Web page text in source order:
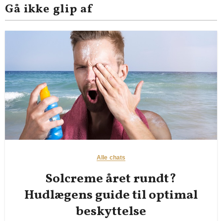
Gå ikke glip af
Alle chats
Solcreme året rundt?
Hudlægens guide til optimal
beskyttelse